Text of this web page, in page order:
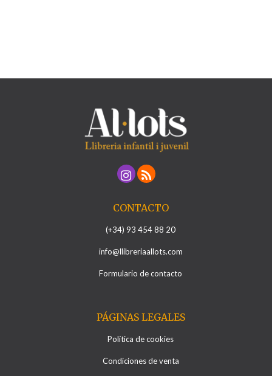
CONTACTO
(+34) 93 454 88 20
info@llibreriaallots.com
Formulario de contacto
PÁGINAS LEGALES
Política de cookies
Condiciones de venta